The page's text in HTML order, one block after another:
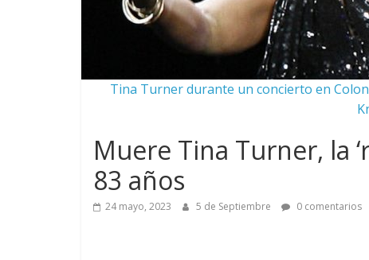
Tina Turner durante un concierto en
Muere Tina Turner, la
83 años
24 mayo, 2023 5 de Septiembre 0 comentarios